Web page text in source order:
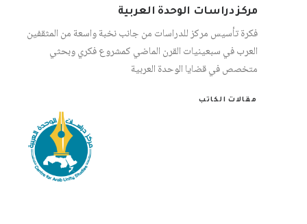
مركز دراسات الوحدة العربية
فكرة تأسيس مركز للدراسات من جانب نخبة واسعة من المثقفين
العرب في سبعينيات القرن الماضي كمشروع فكري وبحثي
متخصص في قضايا الوحدة العربية
مقالات الكاتب